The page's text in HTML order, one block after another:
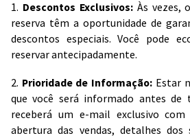
1. Descontos Exclusivos:Às vezes,
reserva têm a oportunidade de
descontos especiais. Você pode
reservar antecipadamente.
2. Prioridade de Informação: Estar
que você será informado antes de
receberá um e-mail exclusivo
abertura das vendas, detalhes dos